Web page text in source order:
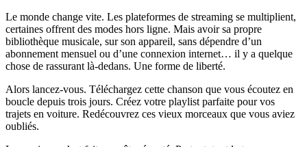
Le monde change vite. Les plateformes de streaming se multiplient,
certaines offrent des modes hors ligne. Mais avoir sa propre
bibliothèque musicale, sur son appareil, sans dépendre d’un
abonnement mensuel ou d’une connexion internet… il y a quelque
chose de rassurant là-dedans. Une forme de liberté.
Alors lancez-vous. Téléchargez cette chanson que vous écoutez en
boucle depuis trois jours. Créez votre playlist parfaite pour vos
trajets en voiture. Redécouvrez ces vieux morceaux que vous aviez
oubliés.